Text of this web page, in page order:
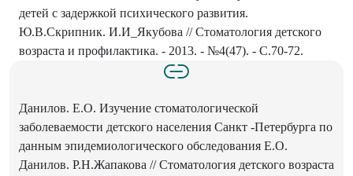
детей с задержкой психического развития.
Ю.В.Скрипник. И.И_Якубова // Стоматология детского
возраста и профилактика. - 2013. - №4(47). - С.70-72.
Данилов. Е.О. Изучение стоматологической
заболеваемости детского населения Санкт -Петербурга по
данным эпидемиологического обследования Е.О.
Данилов. Р.Н.Жапакова // Стоматология детского возраста